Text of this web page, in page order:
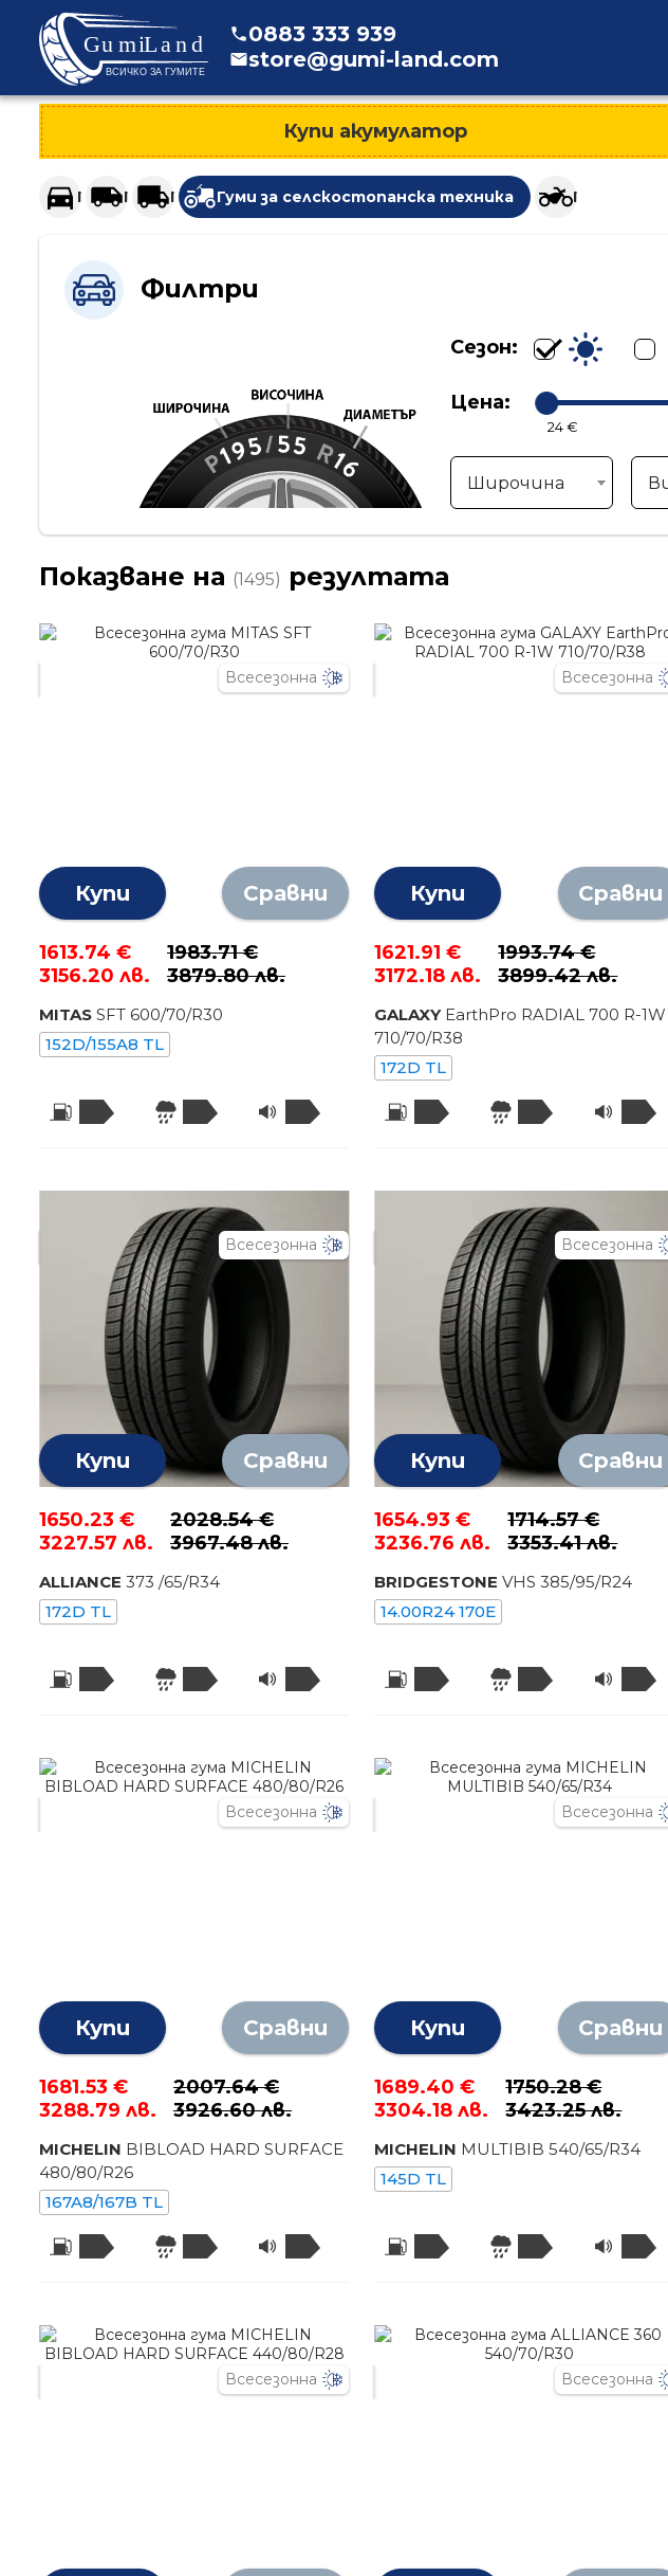
0883 333 939
store@gumi-land.com
Купи акумулатор
Гуми за леки автомобили и джипове
Гуми за лекотоварни автомобили
Гуми за тежкотоварни автомобили
Гуми за селскостопанска техника Гуми за
Филтри
Сезон:
Цена:
24 €
Широчина
Показване на (1495) резултата
Всесезонна
Купи Сравни
1613.74 €
3156.20 лв.
1983.71 €
3879.80 лв.
MITAS SFT 600/70/R30
152D/155A8 TL
Всесезонна
Купи Сравни
1621.91 €
3172.18 лв.
1993.74 €
3899.42 лв.
GALAXY EarthPro RADIAL 700 R-1W
710/70/R38
172D TL
Всесезонна
Купи Сравни
1650.23 €
3227.57 лв.
2028.54 €
3967.48 лв.
ALLIANCE 373 /65/R34
172D TL
Всесезонна
Купи Сравни
1654.93 €
3236.76 лв.
1714.57 €
3353.41 лв.
BRIDGESTONE VHS 385/95/R24
14.00R24 170E
Всесезонна
Купи Сравни
1681.53 €
3288.79 лв.
2007.64 €
3926.60 лв.
MICHELIN BIBLOAD HARD SURFACE
480/80/R26
167A8/167B TL
Всесезонна
Купи Сравни
1689.40 €
3304.18 лв.
1750.28 €
3423.25 лв.
MICHELIN MULTIBIB 540/65/R34
145D TL
Всесезонна Всесезонна